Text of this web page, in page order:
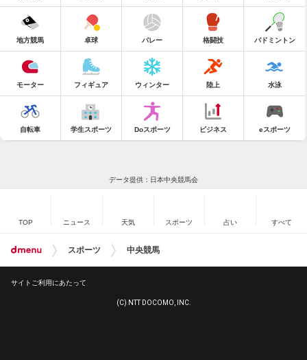
地方競馬 卓球 バレー 格闘技 バドミントン
モーター フィギュア ウィンター 陸上 水泳
自転車 学生スポーツ Doスポーツ ビジネス eスポーツ
データ提供：日本中央競馬会
TOP ニュース 天気 スポーツ 占い すべて
スポーツ 中央競馬
サイトご利用にあたって
(C) NTT DOCOMO, INC.